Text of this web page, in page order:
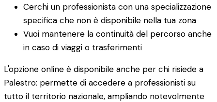
Cerchi un professionista con una specializzazione
specifica che non è disponibile nella tua zona
Vuoi mantenere la continuità del percorso anche
in caso di viaggi o trasferimenti
L'opzione online è disponibile anche per chi risiede a
Palestro: permette di accedere a professionisti su
tutto il territorio nazionale, ampliando notevolmente